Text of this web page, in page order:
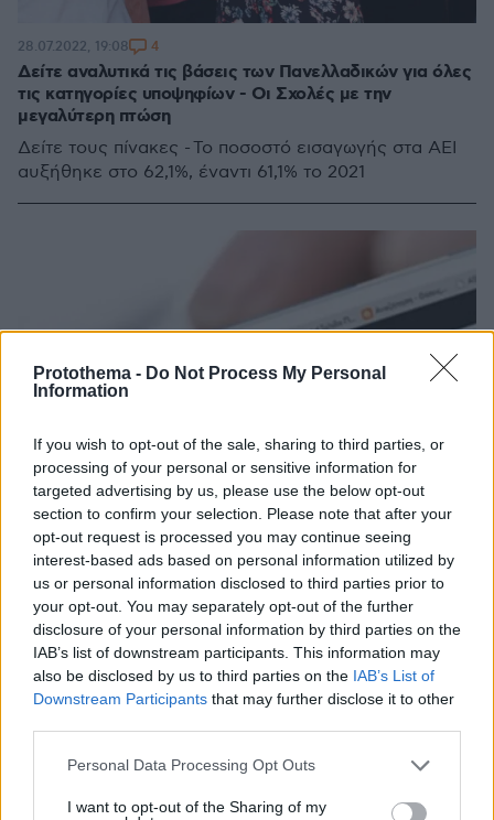
Protothema - Do Not Process My Personal
Information
If you wish to opt-out of the sale, sharing to third parties, or
processing of your personal or sensitive information for
targeted advertising by us, please use the below opt-out
section to confirm your selection. Please note that after your
opt-out request is processed you may continue seeing
interest-based ads based on personal information utilized by
us or personal information disclosed to third parties prior to
your opt-out. You may separately opt-out of the further
disclosure of your personal information by third parties on the
IAB’s list of downstream participants. This information may
also be disclosed by us to third parties on the IAB’s List of
Downstream Participants that may further disclose it to other
Please note that this website/app uses one or more Google
not limited to your visit or usage behaviour. You may click to
Personal Data Processing Opt Outs
I want to opt-out of the Sharing of my
Δείτε αναλυτικά τις βάσεις των Πανελλαδικών για όλες
τις κατηγορίες υποψηφίων - Οι Σχολές με την
μεγαλύτερη πτώση
Δείτε τους πίνακες - Το ποσοστό εισαγωγής στα ΑΕΙ
αυξήθηκε στο 62,1%, έναντι 61,1% το 2021
28.07.2022, 19:08 4
Μέχρι αύριο το μεσημέρι οι υποψήφιοι φοιτητές
μπορούν να διαγράψουν σχολές από το Μηχανογραφικό
η διαδικασία που πρέπει να ακολουθηθεί